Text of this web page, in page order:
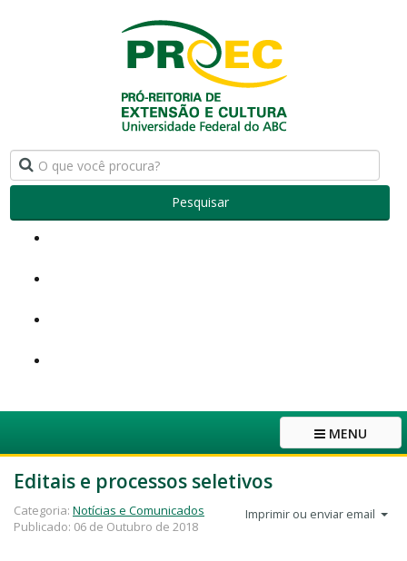
Pesquisar
MENU
Editais e processos seletivos
Imprimir ou enviar email
Categoria: Notícias e Comunicados
Publicado: 06 de Outubro de 2018